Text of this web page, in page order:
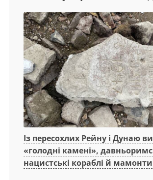
Із пересохлих Рейну і Дунаю
«голодні камені»,
нацистські кораблі й мамонти